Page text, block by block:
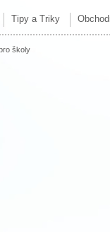
Tipy a Triky
školy